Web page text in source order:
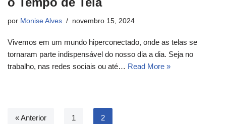
por Monise Alves novembro 15, 2024
Vivemos em um mundo hiperconectado, onde as telas se
tornaram parte indispensável do nosso dia a dia. Seja no
trabalho, nas redes sociais ou até… Read More »
« Anterior 1 2